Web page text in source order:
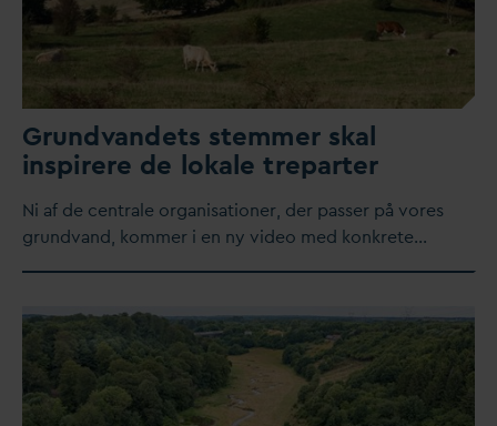
Grundvandets stemmer skal
inspirere de lokale treparter
​Ni af de centrale organisationer, der passer på vores
grundvand, kommer i en ny video med konkrete…